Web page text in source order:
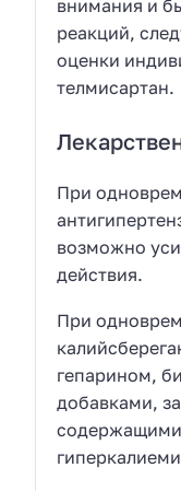
внимания и
реакций,
оценки
телмисартан.
При
возможно
действия.
При
гепарином,
добавками,
содержащими